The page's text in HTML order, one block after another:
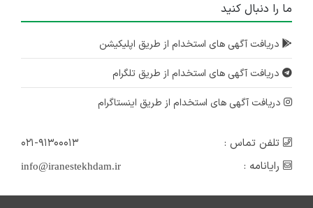
ما را دنبال کنید
دریافت آگهی های استخدام از طریق اپلیکیشن
دریافت آگهی های استخدام از طریق تلگرام
دریافت آگهی های استخدام از طریق اینستاگرام
تلفن تماس :
۰۲۱-۹۱۳۰۰۰۱۳
رایانامه :
info@iranestekhdam.ir